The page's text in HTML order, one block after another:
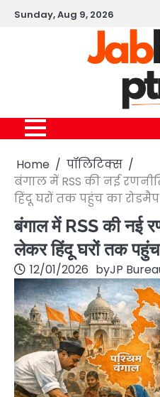
SkipSunday, Aug 9, 2026
Home
पॉलिटिक्स
बंगाल में RSS की नई
हिंदू घरों तक पहुंच का रोडमैप
बंगाल में RSS की नई
लेकर हिंदू घरों तक
12/01/2026 byJP